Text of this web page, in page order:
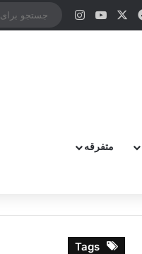
فیس بوکیوتیوباینستاگرام
متفرقه
Tags